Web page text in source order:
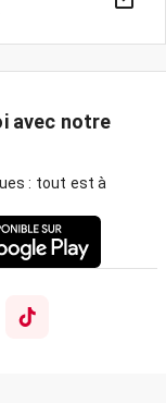
avec notre
: tout est à